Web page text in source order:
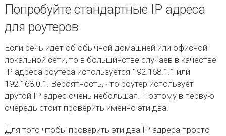
Попробуйте стандартные IP адреса
для роутеров
Если речь идет об обычной домашней или офисной
локальной сети, то в большинстве случаев в качестве
IP адреса роутера используется 192.168.1.1 или
192.168.0.1. Вероятность, что роутер использует
другой IP адрес очень небольшая. Поэтому в первую
очередь стоит проверить именно эти два.
Для того чтобы проверить эти два IP адреса просто